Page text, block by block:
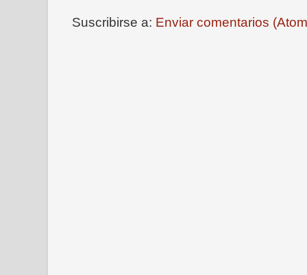
Suscribirse a: Enviar comentarios